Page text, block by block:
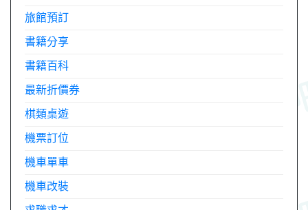
旅館預訂
書籍分享
書籍百科
最新折價券
棋類桌遊
機票訂位
機車單車
機車改裝